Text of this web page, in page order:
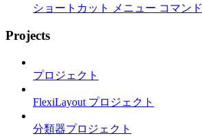
ショートカット メニュー コマンド
Projects
プロジェクト
FlexiLayout プロジェクト
分類器プロジェクト